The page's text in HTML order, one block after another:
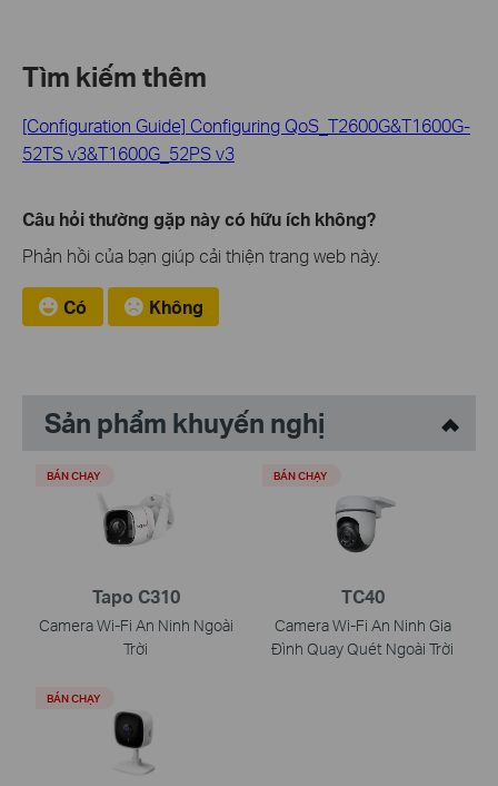
Tìm kiếm thêm
[Configuration Guide] Configuring QoS_T2600G&T1600G-
52TS v3&T1600G_52PS v3
Câu hỏi thường gặp này có hữu ích không?
Phản hồi của bạn giúp cải thiện trang web này.
Có Không
Sản phẩm khuyến nghị
Tapo C310
Camera Wi-Fi An Ninh Ngoài
Trời
BÁN CHẠY
TC40
Camera Wi-Fi An Ninh Gia
Đình Quay Quét Ngoài Trời
BÁN CHẠY
BÁN CHẠY